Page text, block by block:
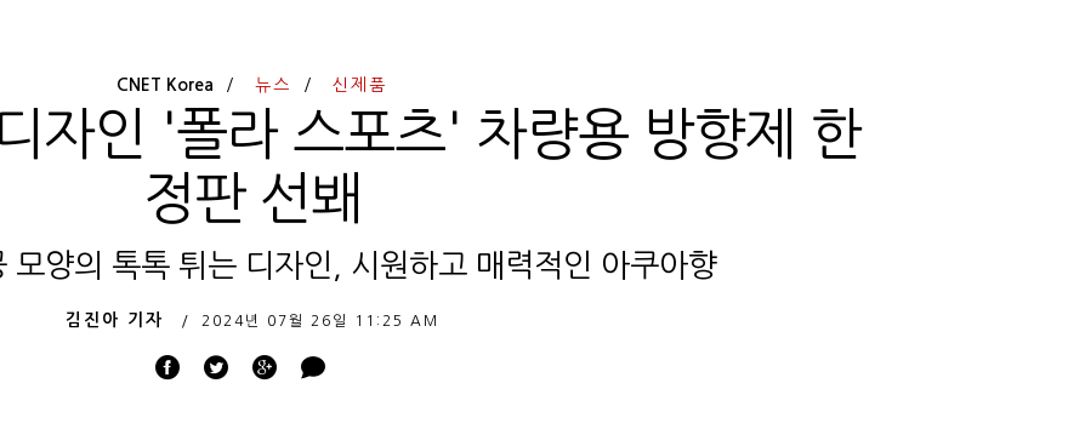
CNET Korea 뉴스 신제품
자인 '폴라 스포츠' 차량용 방향제 한
정판 선봬
모양의 톡톡 튀는 디자인, 시원하고 매력적인 아쿠아향
김진아 기자 2024년 07월 26일 11:25 AM